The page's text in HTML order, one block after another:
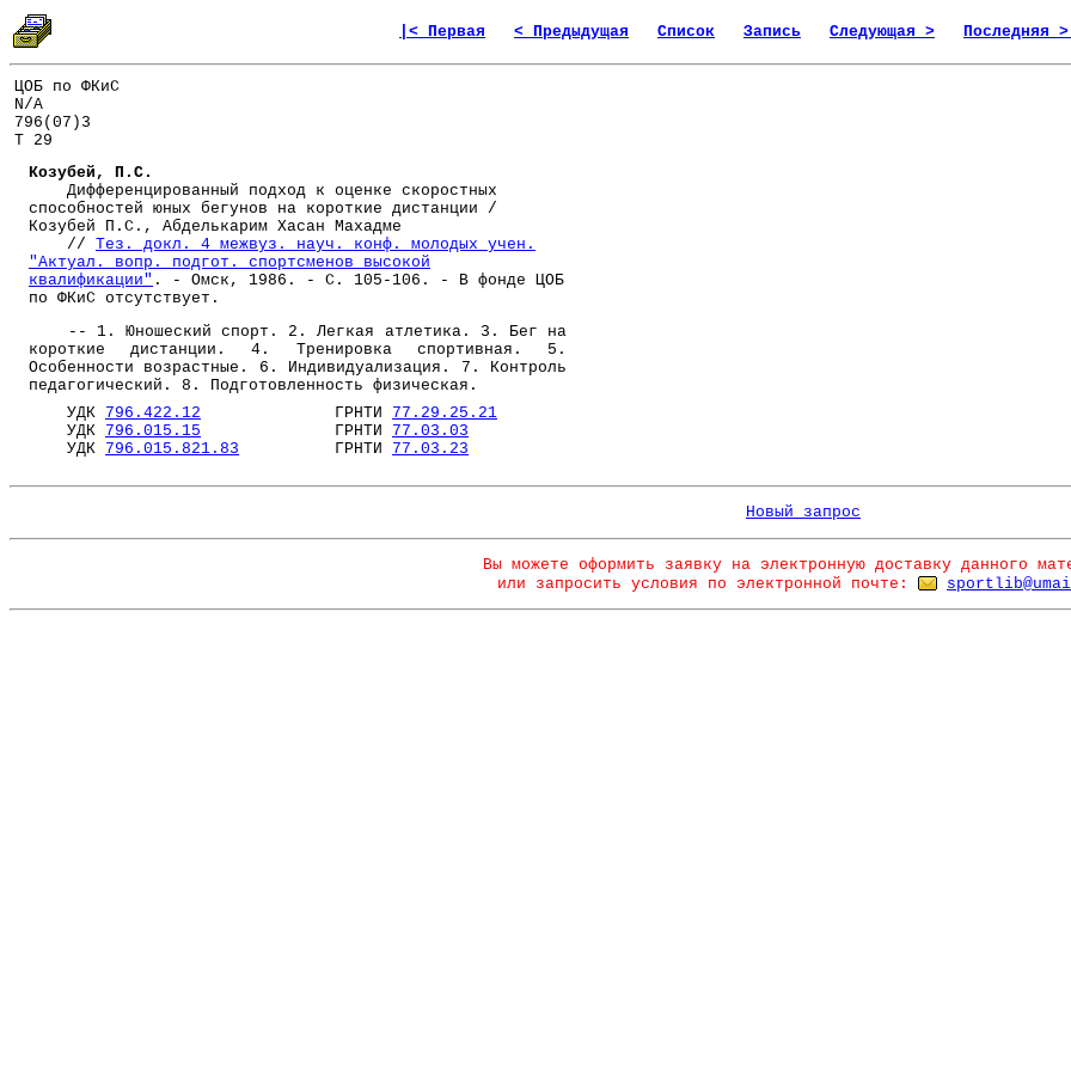
|< Первая < Предыдущая Список Запись Следующая > Последняя >|
ЦОБ по ФКиС
N/A
796(07)3
Т 29
Козубей, П.С.
Дифференцированный подход к оценке скоростных
способностей юных бегунов на короткие дистанции /
Козубей П.С., Абделькарим Хасан Махадме
// Тез. докл. 4 межвуз. науч. конф. молодых учен.
"Актуал. вопр. подгот. спортсменов высокой
квалификации" . - Омск, 1986. - С. 105-106. - В фонде ЦОБ
по ФКиС отсутствует.
-- 1. Юношеский спорт. 2. Легкая атлетика. 3. Бег на
короткие дистанции. 4. Тренировка спортивная. 5.
Особенности возрастные. 6. Индивидуализация. 7. Контроль
педагогический. 8. Подготовленность физическая.
УДК 796.422.12 ГРНТИ 77.29.25.21
УДК 796.015.15 ГРНТИ 77.03.03
УДК 796.015.821.83 ГРНТИ 77.03.23
Новый запрос
Вы можете оформить заявку на электронную доставку данного
или запросить условия по электронной почте: